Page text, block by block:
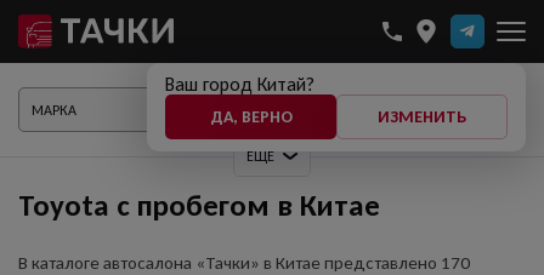
Ваш город Китай?
ДА, ВЕРНО ИЗМЕНИТЬ
ЕЩЕ
ПОКАЗАТЬ АВТО
Toyota с пробегом в Китае
В каталоге автосалона «Тачки» в Китае представлено 170